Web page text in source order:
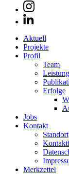
Aktuell
Projekte
Profil
Team
Erfolge
Jobs
Kontakt
Standort
Merkzettel